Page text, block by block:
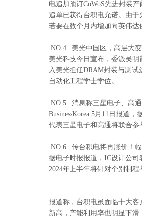
电追加预订CoWoS先进封装
追单已获得台积电允诺。由于
若要在数个月内增加向英伟达
NO.4 美光中国区，高层大
美光科技今日宣布，委派吴明
入美光担任DRAM封装与测
自动化工程学士学位。
NO.5 消息称三星电子、高
BusinessKorea 5月11日报道
代表三星电子和高通将联合参
NO.6 传台积电将再涨价！
据电子时报报道，IC设计公
2024年上半年将针对个别制
报道称，台积电虽面临十大客
新高，产能利用率也明显下滑